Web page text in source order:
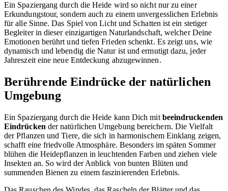
Ein Spaziergang durch die Heide wird so nicht nur zu einer
Erkundungstour, sondern auch zu einem unvergesslichen Erlebnis
für alle Sinne. Das Spiel von Licht und Schatten ist ein stetiger
Begleiter in dieser einzigartigen Naturlandschaft, welcher Deine
Emotionen berührt und tiefen Frieden schenkt. Es zeigt uns, wie
dynamisch und lebendig die Natur ist und ermutigt dazu, jeder
Jahreszeit eine neue Entdeckung abzugewinnen.
Berührende Eindrücke der natürlichen
Umgebung
Ein Spaziergang durch die Heide kann Dich mit beeindruckenden
Eindrücken der natürlichen Umgebung bereichern. Die Vielfalt
der Pflanzen und Tiere, die sich in harmonischem Einklang zeigen,
schafft eine friedvolle Atmosphäre. Besonders im späten Sommer
blühen die Heidepflanzen in leuchtenden Farben und ziehen viele
Insekten an. So wird der Anblick von bunten Blüten und
summenden Bienen zu einem faszinierenden Erlebnis.